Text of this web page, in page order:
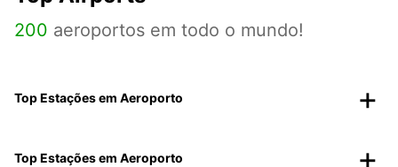
200 aeroportos em todo o mundo!
Top Estações em Aeroporto
Top Estações em Aeroporto